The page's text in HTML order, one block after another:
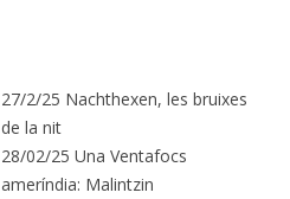
27/2/25 Nachthexen, les bruixes
de la nit
28/02/25 Una Ventafocs
ameríndia: Malintzin